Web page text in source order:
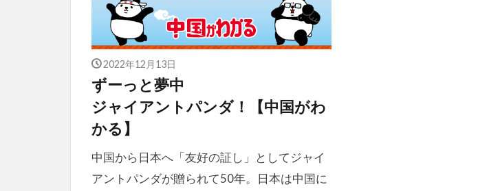
2022年12月13日
ずーっと夢中
ジャイアントパンダ！【中国がわ
かる】
中国から日本へ「友好の証し」としてジャイ
アントパンダが贈られて50年。日本は中国に